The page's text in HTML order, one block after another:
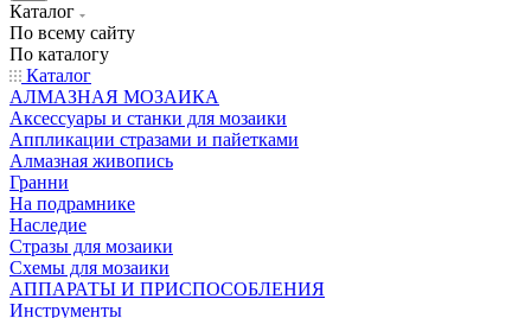
Каталог
По всему сайту
По каталогу
Каталог
АЛМАЗНАЯ МОЗАИКА
Аксессуары и станки для мозаики
Аппликации стразами и пайетками
Алмазная живопись
Гранни
На подрамнике
Наследие
Стразы для мозаики
Схемы для мозаики
АППАРАТЫ И ПРИСПОСОБЛЕНИЯ
Инструменты